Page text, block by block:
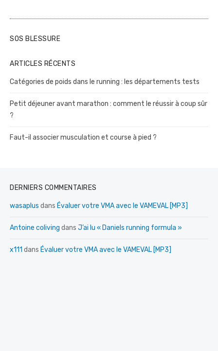
SOS BLESSURE
ARTICLES RÉCENTS
Catégories de poids dans le running : les départements tests
Petit déjeuner avant marathon : comment le réussir à coup sûr
?
Faut-il associer musculation et course à pied ?
DERNIERS COMMENTAIRES
wasaplus dans Évaluer votre VMA avec le VAMEVAL [MP3]
Antoine coliving dans J’ai lu « Daniels running formula »
x111 dans Évaluer votre VMA avec le VAMEVAL [MP3]